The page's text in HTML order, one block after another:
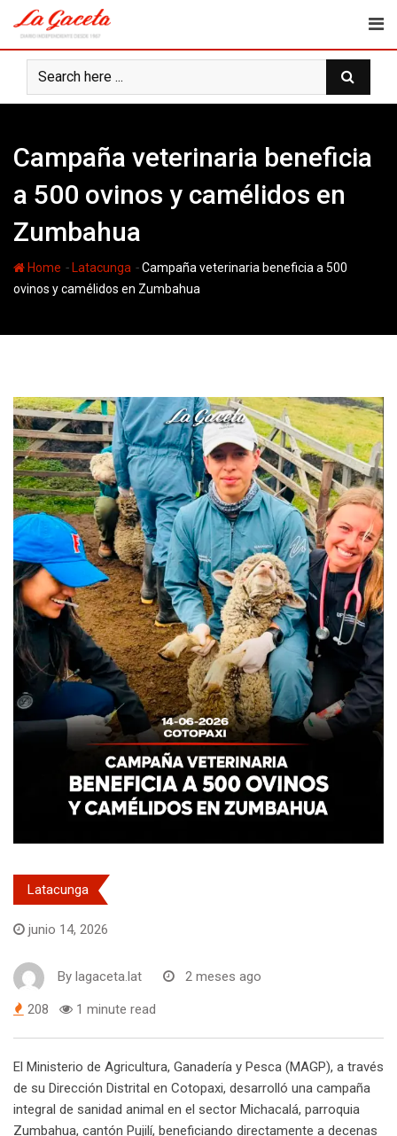
content
Campaña veterinaria beneficia
a 500 ovinos y camélidos en
Zumbahua
Home - Latacunga -Campaña veterinaria beneficia a 500
ovinos y camélidos en Zumbahua
Latacunga
junio 14, 2026
By lagaceta.lat 2 meses ago
208 1 minute read
El Ministerio de Agricultura, Ganadería y Pesca (MAGP), a través
de su Dirección Distrital en Cotopaxi, desarrolló una campaña
integral de sanidad animal en el sector Michacalá, parroquia
Zumbahua, cantón Pujilí, beneficiando directamente a decenas